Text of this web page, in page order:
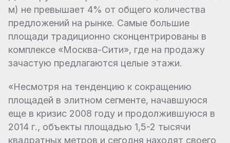
м) не превышает 4% от общего количества
предложений на рынке. Самые большие
площади традиционно сконцентрированы в
комплексе «Москва-Сити», где на продажу
зачастую предлагаются целые этажи.
«Несмотря на тенденцию к сокращению
площадей в элитном сегменте, начавшуюся
еще в кризис 2008 году и продолжившуюся в
2014 г., объекты площадью 1,5-2 тысячи
квадратных метров и сегодня находят своего